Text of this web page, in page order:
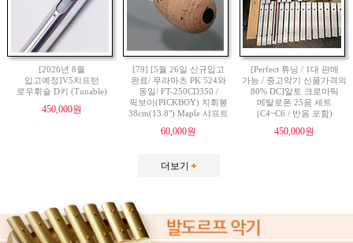
[2026년 8월
입고예정]V5치프턴
로우휘슬 D키 (Tunable)
450,000원
[79] [5월 26일 신규입고
완료/ 무라마츠 PK 524와
동일/ FT-250CD350 /
픽보이(PICKBOY) 지휘봉
38cm(13.8") Maple 샤프트
60,000원
[Perfect 튜닝 / 1대 판매
가능 / 중고악기 신품가격의
80% DC]알토 크로마틱
메탈로폰 25음 세트
(C4~C6 / 반음 포함)
450,000원
더보기